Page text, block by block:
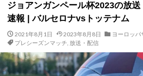
ジョアンガンペール杯2023の放
速報 | バルセロナvsトッテナム
2021年8月1日 2023年8月8日
ヨーロッパ
プレシーズンマッチ, 放送・配信